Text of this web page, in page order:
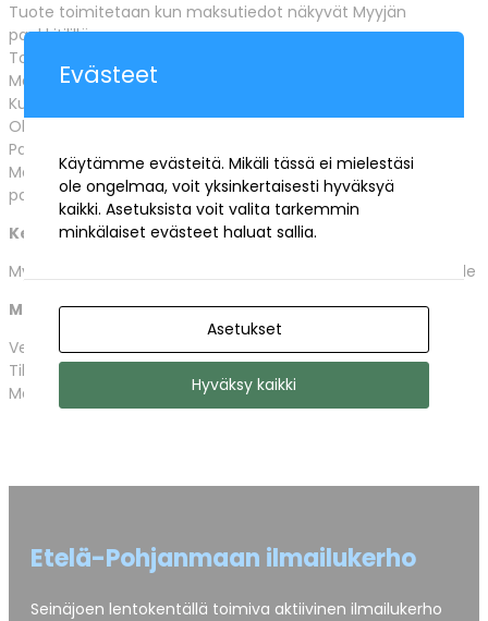
Tuote toimitetaan kun maksutiedot näkyvät Myyjän
pankkitilillä
Toimitusaika tyypillisesti 2-3 päivää tilauksesta
Maksu suoritetaan pankkisiirtona Myyjän ilmoittamalle tilille
Kuluttajan oikeus perua kauppa 14 päivän sisällä
Ole tarvittaessa yhteydessä
Palautuksesta ei aiheudu kustannuksia
Maksupalautus tehdään Tilinsiirtona ostajan ilmoittamalle
pankkitilille
Kerhotuotteet/Jäsentuotteet
Myydään ja toimitetaan vain kerhon rekisteröityneille jäsenille
Maksuehdot
Verkkokaupassa on käytössä SEPA Pankkisiirto maksu.
Tilauksen jälkeen ostaja saa maksutiedot sähköpostilla
Maksun jälkeen myyjä toimittaa tuoteen /Latauslinkin
Etelä-Pohjanmaan ilmailukerho
Seinäjoen lentokentällä toimiva aktiivinen ilmailukerho
Evästeet
Käytämme evästeitä. Mikäli tässä ei mielestäsi
ole ongelmaa, voit yksinkertaisesti hyväksyä
kaikki. Asetuksista voit valita tarkemmin
minkälaiset evästeet haluat sallia.
Asetukset
Hyväksy kaikki